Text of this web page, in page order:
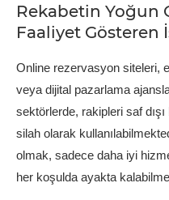
Rekabetin Yoğun
Faaliyet Gösteren
Online rezervasyon siteleri,
veya dijital pazarlama
sektörlerde, rakipleri saf dışı
silah olarak
olmak, sadece daha iyi
her koşulda ayakta